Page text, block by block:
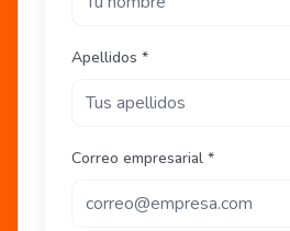
Apellidos *
Correo empresarial *